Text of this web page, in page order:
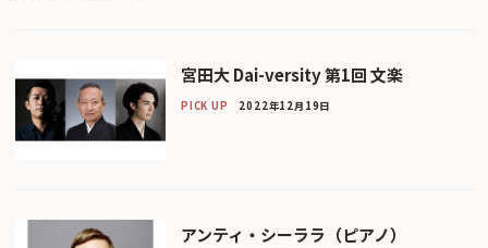
宮田大 Dai-versity 第1回 文楽
PICK UP 2022年12月19日
アンティ・シーララ（ピアノ）